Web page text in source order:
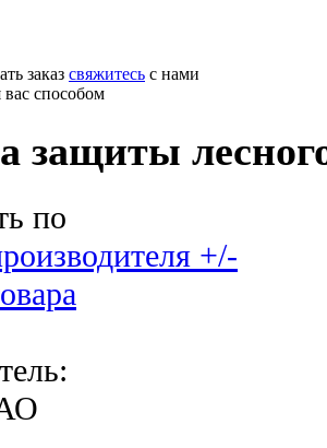
заказ свяжитесь с нами
способом
защиты
по
+/-